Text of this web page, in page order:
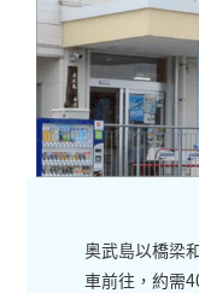
奥武島以橋梁
車前往，約需